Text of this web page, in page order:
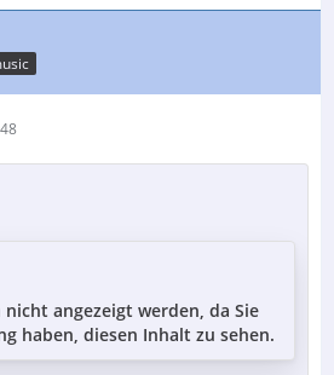
angezeigt werden, da Sie
haben, diesen Inhalt zu sehen.